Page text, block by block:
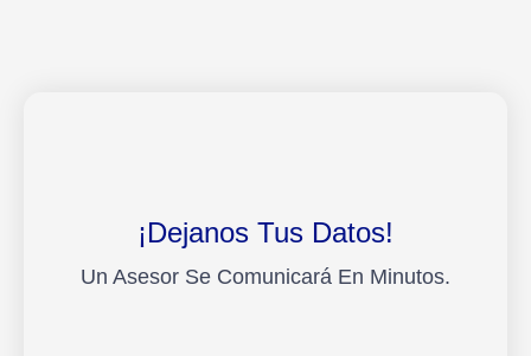
¡Dejanos Tus Datos!
Un Asesor Se Comunicará En Minutos.